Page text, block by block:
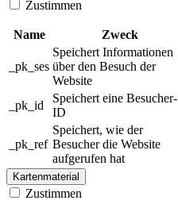
Zustimmen
Name Zweck
_pk_ses
Speichert Informationen
über den Besuch der
Website
_pk_id
Speichert eine Besucher-
ID
_pk_ref
Speichert, wie der
Besucher die Website
aufgerufen hat
Kartenmaterial
Zustimmen